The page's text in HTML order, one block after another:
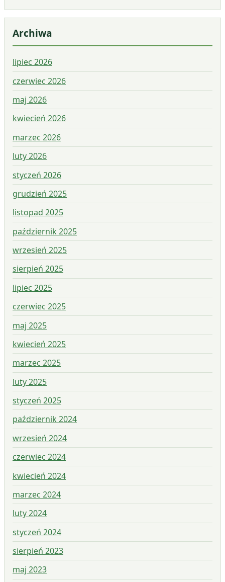
Archiwa
lipiec 2026
czerwiec 2026
maj 2026
kwiecień 2026
marzec 2026
luty 2026
styczeń 2026
grudzień 2025
listopad 2025
październik 2025
wrzesień 2025
sierpień 2025
lipiec 2025
czerwiec 2025
maj 2025
kwiecień 2025
marzec 2025
luty 2025
styczeń 2025
październik 2024
wrzesień 2024
czerwiec 2024
kwiecień 2024
marzec 2024
luty 2024
styczeń 2024
sierpień 2023
maj 2023